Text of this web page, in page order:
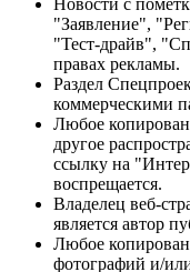
"Заявление",
"Тест-драйв",
правах рекламы.
Раздел
коммерческими
Любое
другое
ссылку на
воспрещается.
Владелец веб-
является автор
Любое
фотографий и/